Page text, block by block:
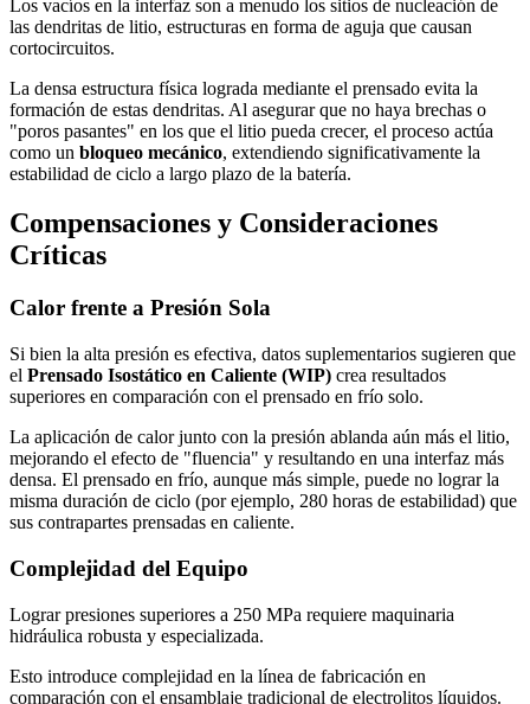
Los vacíos en la interfaz son a menudo los sitios de nucleación de
las dendritas de litio, estructuras en forma de aguja que causan
cortocircuitos.
La densa estructura física lograda mediante el prensado evita la
formación de estas dendritas. Al asegurar que no haya brechas o
"poros pasantes" en los que el litio pueda crecer, el proceso actúa
como un bloqueo mecánico, extendiendo significativamente la
estabilidad de ciclo a largo plazo de la batería.
Compensaciones y Consideraciones
Críticas
Calor frente a Presión Sola
Si bien la alta presión es efectiva, datos suplementarios sugieren que
el Prensado Isostático en Caliente (WIP) crea resultados
superiores en comparación con el prensado en frío solo.
La aplicación de calor junto con la presión ablanda aún más el litio,
mejorando el efecto de "fluencia" y resultando en una interfaz más
densa. El prensado en frío, aunque más simple, puede no lograr la
misma duración de ciclo (por ejemplo, 280 horas de estabilidad) que
sus contrapartes prensadas en caliente.
Complejidad del Equipo
Lograr presiones superiores a 250 MPa requiere maquinaria
hidráulica robusta y especializada.
Esto introduce complejidad en la línea de fabricación en
comparación con el ensamblaje tradicional de electrolitos líquidos.